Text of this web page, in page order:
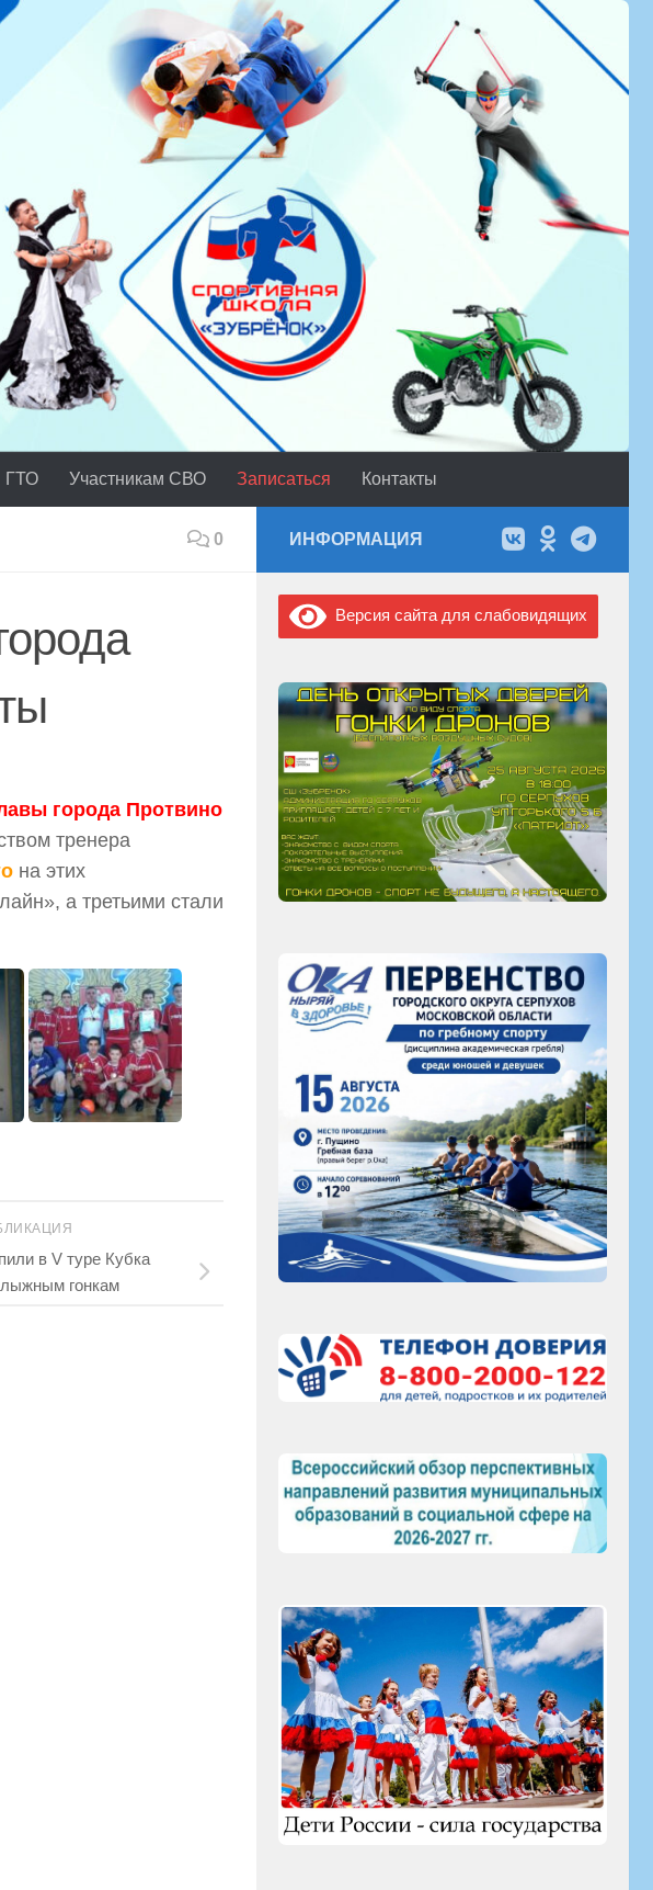
ГТО Участникам СВО Записаться Контакты
0
города Протвино
тренера
на этих
а третьими стали
в V туре Кубка
лыжным гонкам
ИНФОРМАЦИЯ
Версия сайта для слабовидящих